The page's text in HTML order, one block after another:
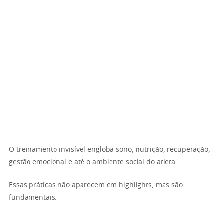
O treinamento invisível engloba sono, nutrição, recuperação,
gestão emocional e até o ambiente social do atleta.
Essas práticas não aparecem em highlights, mas são
fundamentais.